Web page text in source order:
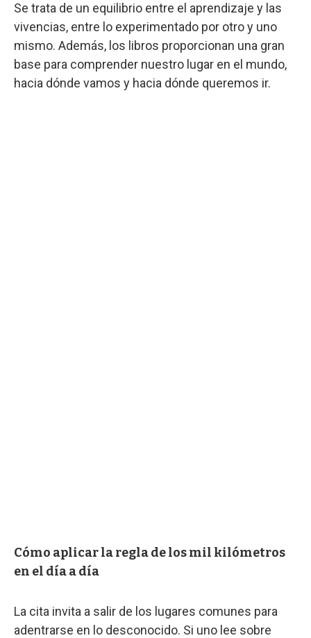
Se trata de un equilibrio entre el aprendizaje y las
vivencias, entre lo experimentado por otro y uno
mismo. Además, los libros proporcionan una gran
base para comprender nuestro lugar en el mundo,
hacia dónde vamos y hacia dónde queremos ir.
Cómo aplicar la regla de los mil kilómetros
en el día a día
La cita invita a salir de los lugares comunes para
adentrarse en lo desconocido. Si uno lee sobre